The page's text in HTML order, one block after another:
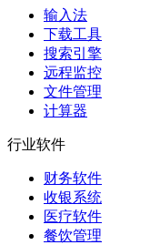
输入法
下载工具
搜索引擎
远程监控
文件管理
计算器
行业软件
财务软件
收银系统
医疗软件
餐饮管理